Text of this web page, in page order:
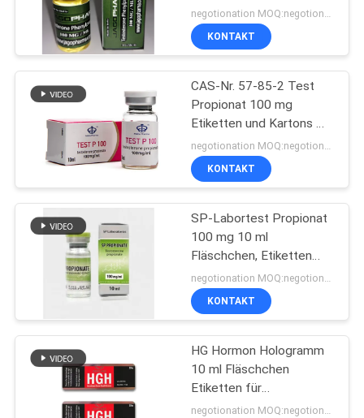
PRIVACY
POLICY
Kästen der Phiolen-
10ml
45
27
schachteln
negotionation MOQ:negotionation
KONTAKT
CAS-Nr. 57-85-2 Test
Propionat 100 mg
Etiketten und Kartons mit
99 % reinem Pulver
KONTAKT
SP-Labortest Propionat
100 mg 10 ml
Fläschchen, Etiketten
und Schachteln
KONTAKT
HG Hormon Hologramm
10 ml Fläschchen
Etiketten für
Glasfläschchen